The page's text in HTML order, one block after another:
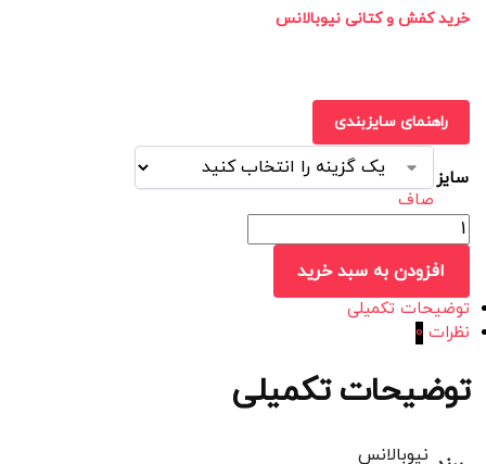
خرید کفش و کتانی نیوبالانس
راهنمای سایزبندی
سایز
صاف
افزودن به سبد خرید
توضیحات تکمیلی
نظرات 0
توضیحات تکمیلی
نیوبالانس